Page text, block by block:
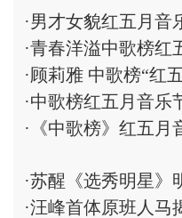
·男才女貌红五月音
·青春洋溢中歌榜红
·顾莉雅 中歌榜“红
·中歌榜红五月音乐
· 《中歌榜》红五
·苏醒《选秀明星》
·汪峰首体原班人马